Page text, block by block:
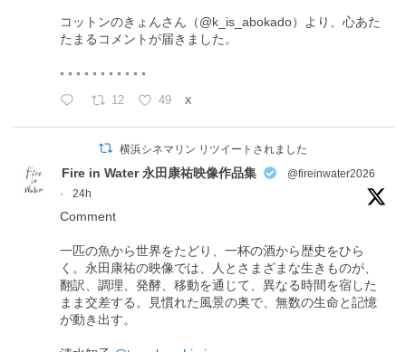
コットンのきょんさん（@k_is_abokado）より、心あた
たまるコメントが届きました。
◦ ◦ ◦ ◦ ◦ ◦ ◦ ◦ ◦ ◦ ◦
12 49 X
横浜シネマリン リツイートされました
Fire in Water 永田康祐映像作品集
@fireinwater2026
·
24h
Comment
一匹の魚から世界をたどり、一杯の酒から歴史をひら
く。永田康祐の映像では、人とさまざまな生きものが、
翻訳、調理、発酵、移動を通じて、異なる時間を宿した
まま交差する。見慣れた風景の奥で、無数の生命と記憶
が動き出す。